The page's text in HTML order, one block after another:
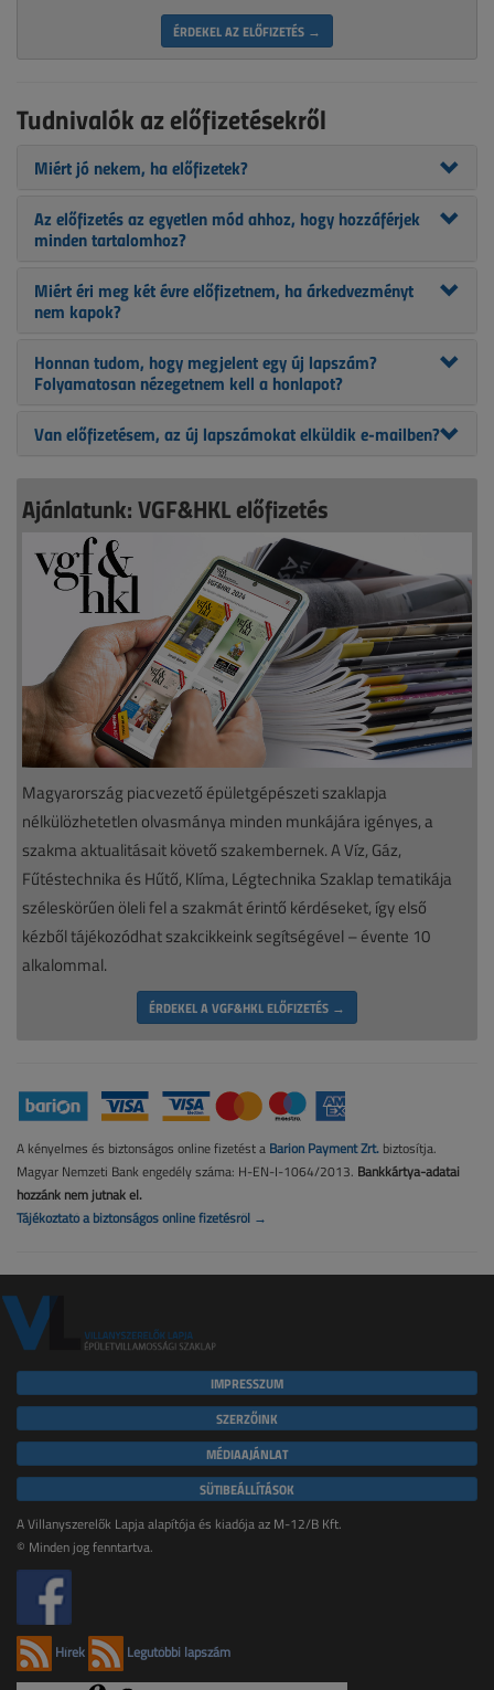
ÉRDEKEL AZ ELŐFIZETÉS →
Tudnivalók az előfizetésekről
Miért jó nekem, ha előfizetek?
Az előfizetés az egyetlen mód ahhoz, hogy hozzáférjek
minden tartalomhoz?
Miért éri meg két évre előfizetnem, ha árkedvezményt
nem kapok?
Honnan tudom, hogy megjelent egy új lapszám?
Folyamatosan nézegetnem kell a honlapot?
Van előfizetésem, az új lapszámokat elküldik e-mailben?
Ajánlatunk: VGF&HKL előfizetés
Magyarország piacvezető épületgépészeti szaklapja
nélkülözhetetlen olvasmánya minden munkájára igényes, a
szakma aktualitásait követő szakembernek. A Víz, Gáz,
Fűtéstechnika és Hűtő, Klíma, Légtechnika Szaklap tematikája
széleskörűen öleli fel a szakmát érintő kérdéseket, így első
kézből tájékozódhat szakcikkeink segítségével – évente 10
alkalommal.
ÉRDEKEL A VGF&HKL ELŐFIZETÉS →
A kényelmes és biztonságos online fizetést a Barion Payment Zrt. biztosítja.
Magyar Nemzeti Bank engedély száma: H-EN-I-1064/2013. Bankkártya-adatai
hozzánk nem jutnak el.
Tájékoztató a biztonságos online fizetésről →
IMPRESSZUM
SZERZŐINK
MÉDIAAJÁNLAT
SÜTIBEÁLLÍTÁSOK
A Villanyszerelők Lapja alapítója és kiadója az M-12/B Kft.
© Minden jog fenntartva.
Hírek Legutóbbi lapszám